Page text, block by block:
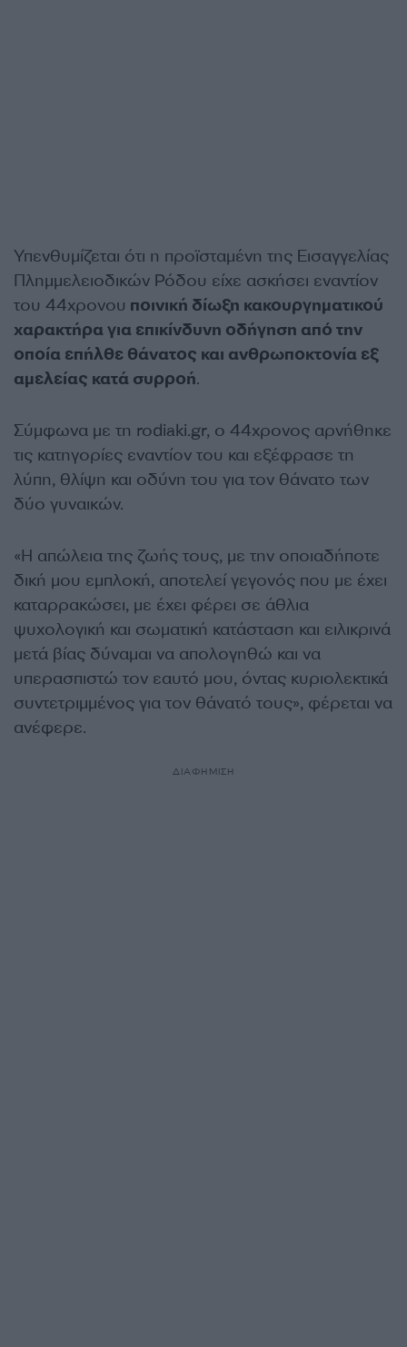
Υπενθυμίζεται ότι η προϊσταμένη της Εισαγγελίας
Πλημμελειοδικών Ρόδου είχε ασκήσει εναντίον
του 44χρονου ποινική δίωξη κακουργηματικού
χαρακτήρα για επικίνδυνη οδήγηση από την
οποία επήλθε θάνατος και ανθρωποκτονία εξ
αμελείας κατά συρροή.
Σύμφωνα με τη rodiaki.gr, ο 44χρονος αρνήθηκε
τις κατηγορίες εναντίον του και εξέφρασε τη
λύπη, θλίψη και οδύνη του για τον θάνατο των
δύο γυναικών.
«Η απώλεια της ζωής τους, με την οποιαδήποτε
δική μου εμπλοκή, αποτελεί γεγονός που με έχει
καταρρακώσει, με έχει φέρει σε άθλια
ψυχολογική και σωματική κατάσταση και ειλικρινά
μετά βίας δύναμαι να απολογηθώ και να
υπερασπιστώ τον εαυτό μου, όντας κυριολεκτικά
συντετριμμένος για τον θάνατό τους», φέρεται να
ανέφερε.
ΔΙΑΦΗΜΙΣΗ